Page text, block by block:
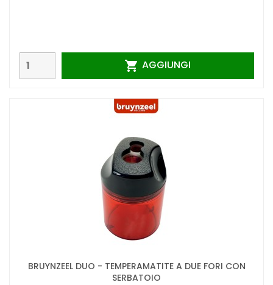
 AGGIUNGI
BRUYNZEEL DUO - TEMPERAMATITE A DUE FORI CON
SERBATOIO